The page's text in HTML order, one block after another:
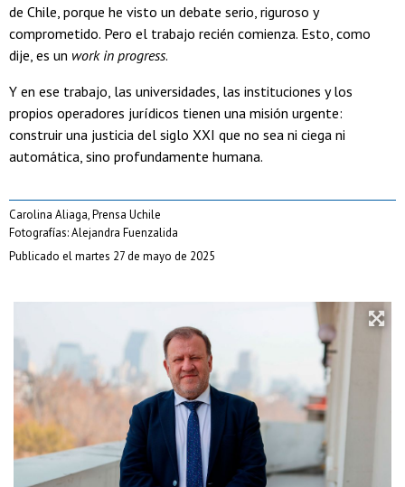
de Chile, porque he visto un debate serio, riguroso y
comprometido. Pero el trabajo recién comienza. Esto, como
dije, es un work in progress.
Y en ese trabajo, las universidades, las instituciones y los
propios operadores jurídicos tienen una misión urgente:
construir una justicia del siglo XXI que no sea ni ciega ni
automática, sino profundamente humana.
Carolina Aliaga, Prensa Uchile
Fotografías: Alejandra Fuenzalida
Publicado el martes 27 de mayo de 2025